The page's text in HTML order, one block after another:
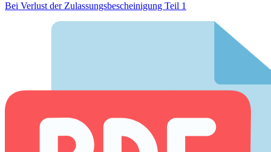
Bei Verlust der Zulassungsbescheinigung Teil 1